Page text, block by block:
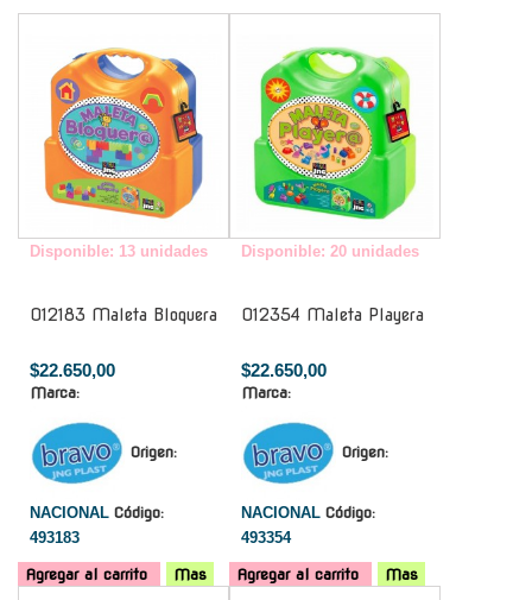
Disponible: 13 unidades
012183 Maleta Bloquera
$22.650,00
Marca:
Origen:
NACIONAL Código:
493183
Agregar al carrito Mas
Disponible: 20 unidades
012354 Maleta Playera
$22.650,00
Marca:
Origen:
NACIONAL Código:
493354
Agregar al carrito
Mas